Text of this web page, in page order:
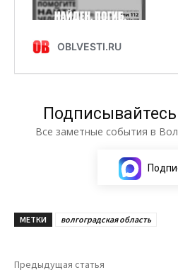
Все заметные события в
МЕТКИ волгоградская область
Предыдущая статья